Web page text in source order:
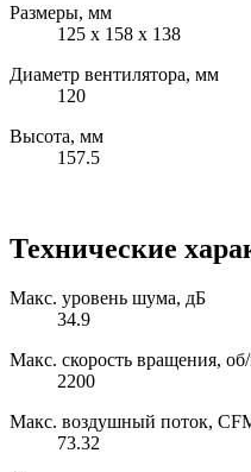
Размеры, мм
125 x 158 x 138
Диаметр вентилятора, мм
120
Высота, мм
157.5
Технические
Макс. уровень шума, дБ
34.9
Макс. скорость вращения,
2200
Макс. воздушный поток,
73.32